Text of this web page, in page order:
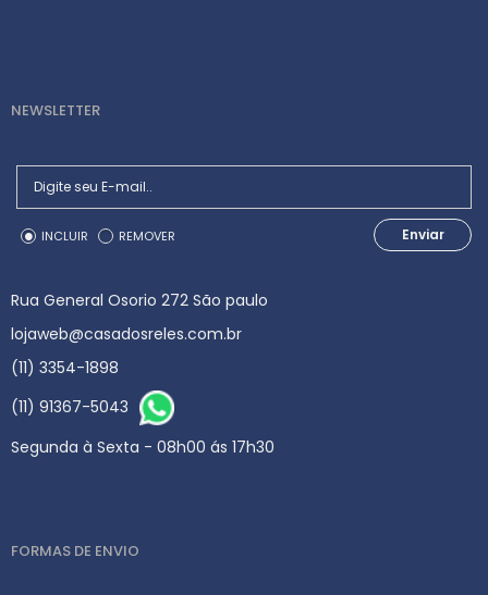
NEWSLETTER
INCLUIR REMOVER Enviar
Rua General Osorio 272 São paulo
lojaweb@casadosreles.com.br
(11) 3354-1898
(11) 91367-5043
Segunda à Sexta - 08h00 ás 17h30
FORMAS DE ENVIO